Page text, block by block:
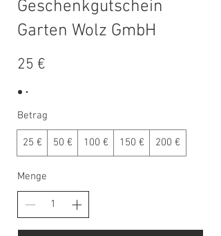
Geschenkgutschein
Garten Wolz GmbH
25 €
Betrag
25 € 50 € 100 € 150 € 200 €
Menge